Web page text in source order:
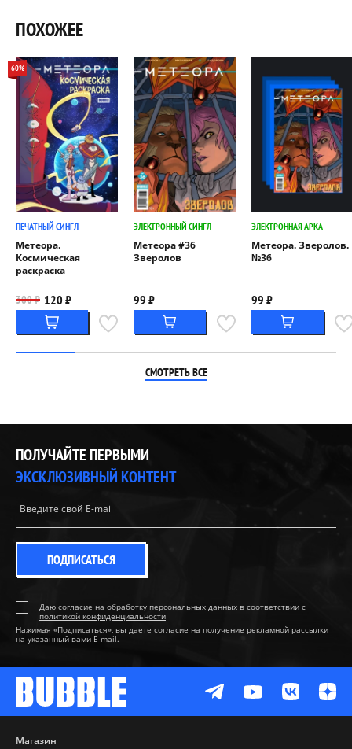
ПОХОЖЕЕ
60%
ПЕЧАТНЫЙ СИНГЛ
Метеора.
Космическая
раскраска
300 ₽ 120 ₽
ЭЛЕКТРОННЫЙ СИНГЛ
Метеора #36
Зверолов
99 ₽
ЭЛЕКТРОННАЯ АРКА
Метеора. Зверолов.
№36
99 ₽
СМОТРЕТЬ ВСЕ
ПОЛУЧАЙТЕ ПЕРВЫМИ
ЭКСКЛЮЗИВНЫЙ КОНТЕНТ
ПОДПИСАТЬСЯ
Даю согласие на обработку персональных данных в соответствии с
политикой конфиденциальности
Нажимая «Подписаться», вы даете согласие на получение рекламной рассылки
на указанный вами E-mail.
Магазин